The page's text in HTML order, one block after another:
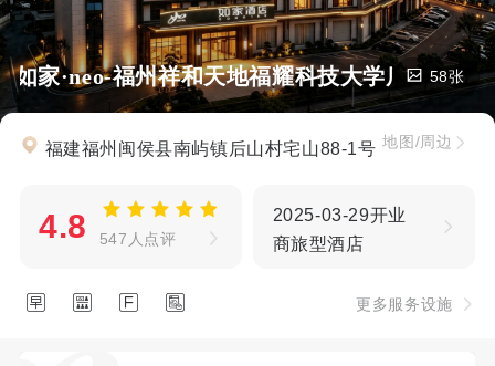
如家·neo-福州祥和天地福耀科技大学店 58张
福建福州闽侯县南屿镇后山村宅山88-1号 地图/周边
4.8 547人点评
2025-03-29开业
商旅型酒店
    更多服务设施